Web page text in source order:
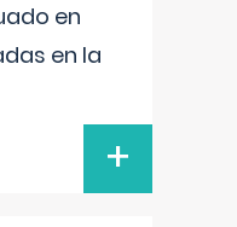
en
en la
+